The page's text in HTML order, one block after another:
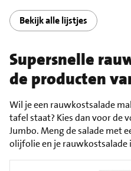
Bekijk alle lijstjes
Supersnelle
de producten
Wil je een rauwkostsalade
tafel staat? Kies dan voor de
Jumbo. Meng de salade met
olijfolie en je rauwkostsalade